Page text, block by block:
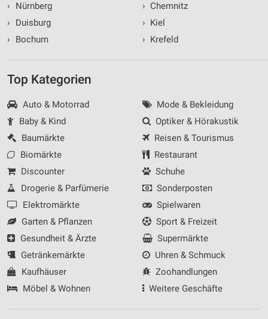
›
Nürnberg
›
Duisburg
›
Bochum
› Chemnitz
› Kiel
› Krefeld
Top Kategorien
Auto & Motorrad
Baby & Kind
Baumärkte
Biomärkte
Discounter
Drogerie & Parfümerie
Elektromärkte
Garten & Pflanzen
Gesundheit & Ärzte
Getränkemärkte
Kaufhäuser
Möbel & Wohnen
Mode & Bekleidung
Optiker & Hörakustik
Reisen & Tourismus
Restaurant
Schuhe
Sonderposten
Spielwaren
Sport & Freizeit
Supermärkte
Uhren & Schmuck
Zoohandlungen
Weitere Geschäfte